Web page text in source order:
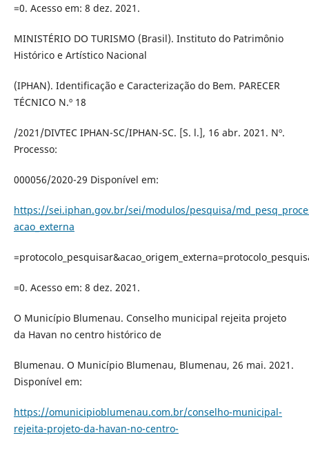
=0. Acesso em: 8 dez. 2021.
MINISTÉRIO DO TURISMO (Brasil). Instituto do Patrimônio
Histórico e Artístico Nacional
(IPHAN). Identificação e Caracterização do Bem. PARECER
TÉCNICO N.º 18
/2021/DIVTEC IPHAN-SC/IPHAN-SC. [S. l.], 16 abr. 2021. Nº.
Processo:
000056/2020-29 Disponível em:
https://sei.iphan.gov.br/sei/modulos/pesquisa/
acao_externa
=0. Acesso em: 8 dez. 2021.
O Município Blumenau. Conselho municipal rejeita projeto
da Havan no centro histórico de
Blumenau. O Município Blumenau, Blumenau, 26 mai. 2021.
Disponível em:
https://omunicipioblumenau.com.br/conselho-municipal-
rejeita-projeto-da-havan-no-centro-